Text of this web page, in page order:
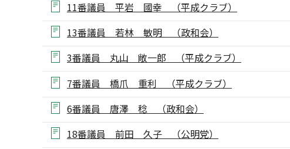
11番議員 平岩 國幸 （平成クラブ）
13番議員 若林 敏明 （政和会）
3番議員 丸山 敞一郎 （平成クラブ）
7番議員 橋爪 重利 （平成クラブ）
6番議員 唐澤 稔 （政和会）
18番議員 前田 久子 （公明党）